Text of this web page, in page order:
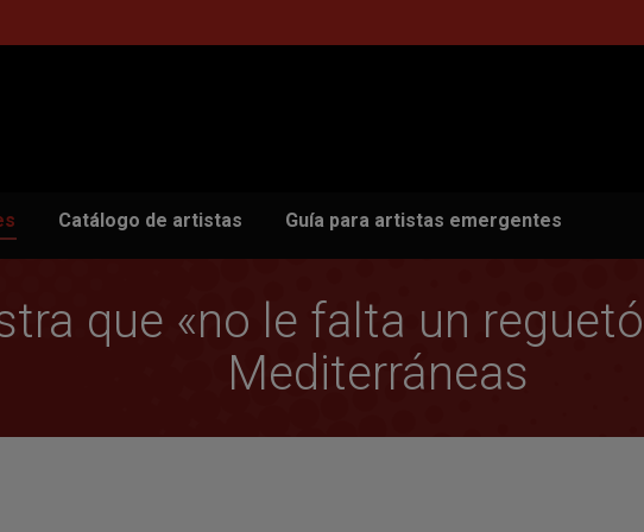
Catálogo de artistas Guía para artistas emergentes
que «no le falta un
Mediterráneas